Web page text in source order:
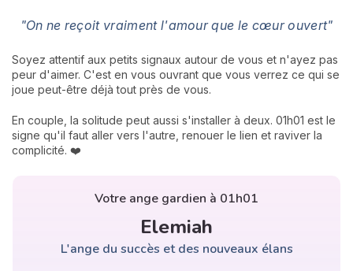
"On ne reçoit vraiment l'amour que le cœur ouvert"
Soyez attentif aux petits signaux autour de vous et n'ayez pas
peur d'aimer. C'est en vous ouvrant que vous verrez ce qui se
joue peut-être déjà tout près de vous.
En couple, la solitude peut aussi s'installer à deux. 01h01 est le
signe qu'il faut aller vers l'autre, renouer le lien et raviver la
complicité. ❤️
Votre ange gardien à 01h01
Elemiah
L'ange du succès et des nouveaux élans